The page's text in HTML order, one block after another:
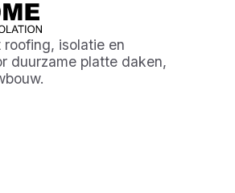
isolatie en
duurzame platte daken,